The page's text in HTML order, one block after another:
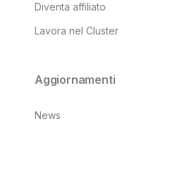
Diventa affiliato
Lavora nel Cluster
Aggiornamenti
News